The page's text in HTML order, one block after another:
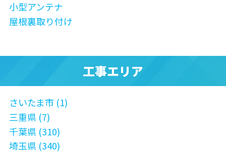
小型アンテナ
屋根裏取り付け
工事エリア
さいたま市 (1)
三重県 (7)
千葉県 (310)
埼玉県 (340)